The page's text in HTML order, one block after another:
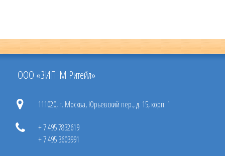
ООО «ЗИП-М Ритейл»
111020, г. Москва, Юрьевский пер., д. 15, корп. 1
+ 7 495 7832619
+ 7 495 3603991